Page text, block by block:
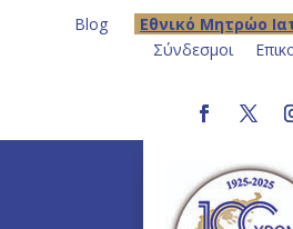
Blog Eθνικό Μητρώο
Σύνδεσμοι